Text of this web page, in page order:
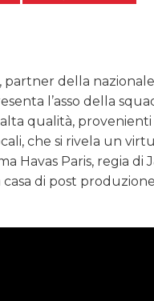
partner della
l’asso della
qualità,
che si rivela un
Havas Paris, regia di
di post